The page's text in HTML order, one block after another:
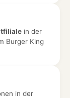
in der
Burger King
in der